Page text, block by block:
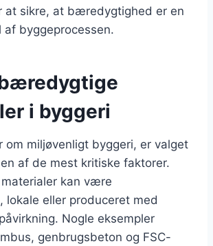
at sikre, at bæredygtighed er en
af byggeprocessen.
i byggeri
om miljøvenligt byggeri, er valget
af de mest kritiske faktorer.
kan være
lokale eller produceret med
Nogle eksempler
genbrugsbeton og FSC-